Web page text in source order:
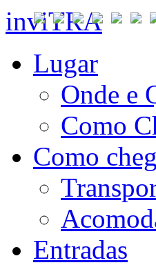
inviTRA
Lugar
Onde e
Como
Como
Entradas